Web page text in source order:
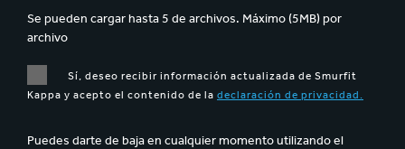
Se pueden cargar hasta 5 de archivos. Máximo (5MB) por
archivo
Sí, deseo recibir información actualizada de Smurfit
Kappa y acepto el contenido de la declaración de privacidad.
Puedes darte de baja en cualquier momento utilizando el